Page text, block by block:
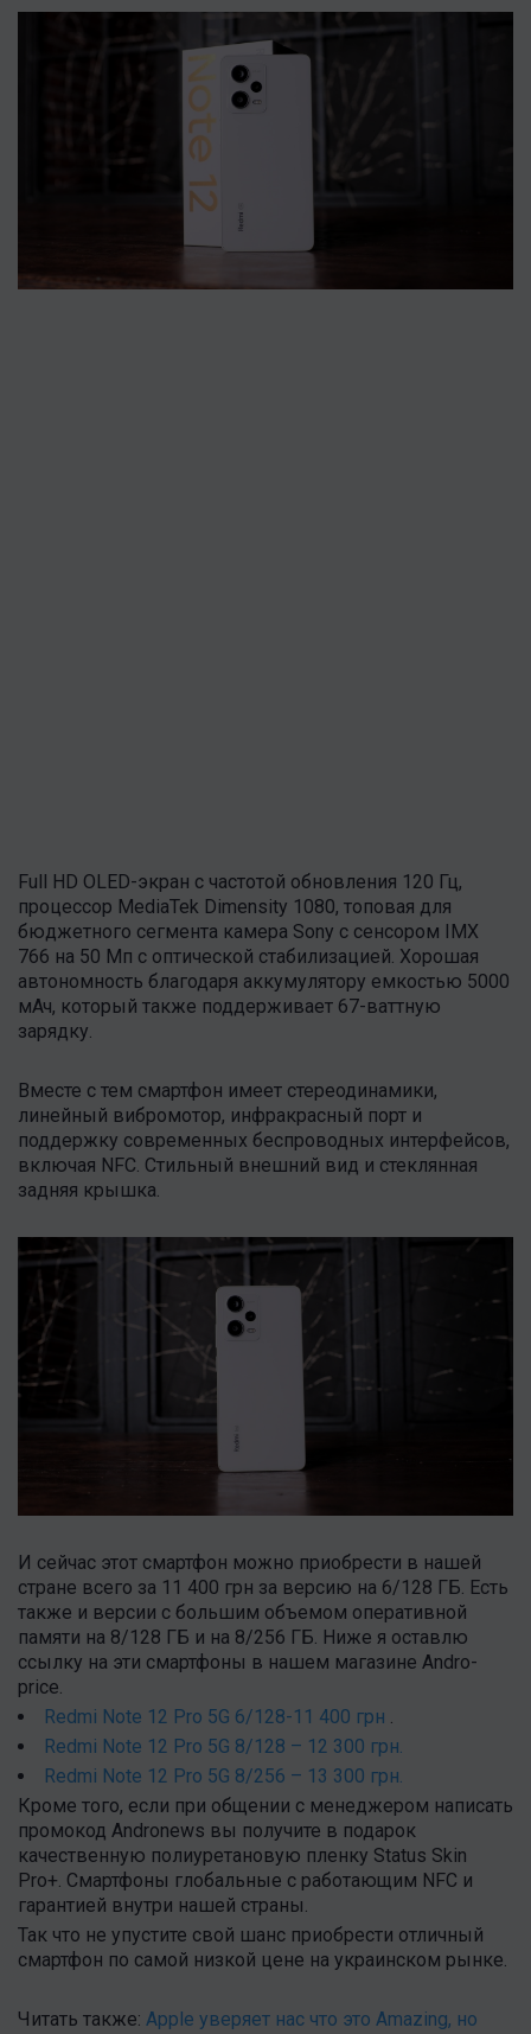
Full HD OLED-экран с частотой обновления 120 Гц,
процессор MediaTek Dimensity 1080, топовая для
бюджетного сегмента камера Sony с сенсором IMX
766 на 50 Мп с оптической стабилизацией. Хорошая
автономность благодаря аккумулятору емкостью 5000
мАч, который также поддерживает 67-ваттную
зарядку.
Вместе с тем смартфон имеет стереодинамики,
линейный вибромотор, инфракрасный порт и
поддержку современных беспроводных интерфейсов,
включая NFC. Стильный внешний вид и стеклянная
задняя крышка.
И сейчас этот смартфон можно приобрести в нашей
стране всего за 11 400 грн за версию на 6/128 ГБ. Есть
также и версии с большим объемом оперативной
памяти на 8/128 ГБ и на 8/256 ГБ. Ниже я оставлю
ссылку на эти смартфоны в нашем магазине Andro-
price.
Redmi Note 12 Pro 5G 6/128-11 400 грн .
Redmi Note 12 Pro 5G 8/128 – 12 300 грн.
Redmi Note 12 Pro 5G 8/256 – 13 300 грн.
Кроме того, если при общении с менеджером написать
промокод Andronews вы получите в подарок
качественную полиуретановую пленку Status Skin
Pro+. Смартфоны глобальные с работающим NFC и
гарантией внутри нашей страны.
Так что не упустите свой шанс приобрести отличный
смартфон по самой низкой цене на украинском рынке.
Читать также: Apple уверяет нас что это Amazing, но